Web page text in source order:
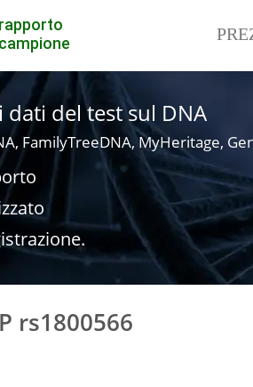
rapporto
campione
dati del test sul DNA
FamilyTreeDNA, MyHeritage,
rs1800566